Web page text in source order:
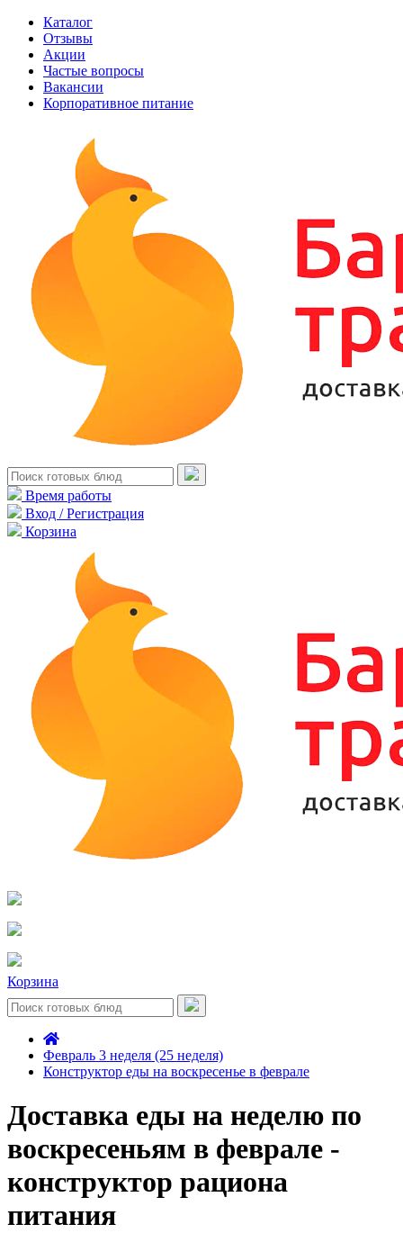
Каталог
Отзывы
Акции
Частые вопросы
Вакансии
Корпоративное питание
Время работы
Вход / Регистрация
Корзина
Корзина
Февраль 3 неделя (25 неделя)
Конструктор еды на воскресенье в феврале
Доставка еды на неделю по
воскресеньям в феврале -
конструктор рациона
питания